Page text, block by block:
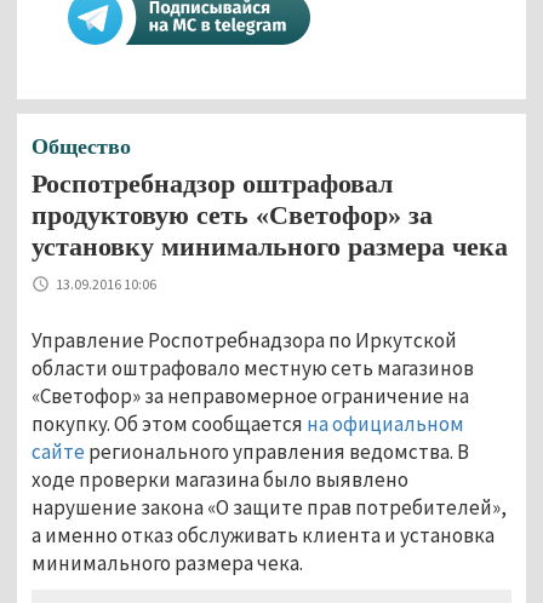
Общество
Роспотребнадзор оштрафовал
продуктовую сеть «Светофор» за
установку минимального размера чека
13.09.2016 10:06
Управление Роспотребнадзора по Иркутской
области оштрафовало местную сеть магазинов
«Светофор» за неправомерное ограничение на
покупку. Об этом сообщается на официальном
сайте регионального управления ведомства. В
ходе проверки магазина было выявлено
нарушение закона «О защите прав потребителей»,
а именно отказ обслуживать клиента и установка
минимального размера чека.